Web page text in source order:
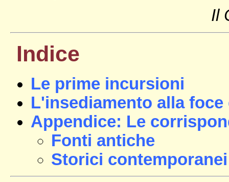
Il
Indice
Le prime incursioni
L'insediamento alla
Appendice: Le
Fonti antiche
Storici contemporanei